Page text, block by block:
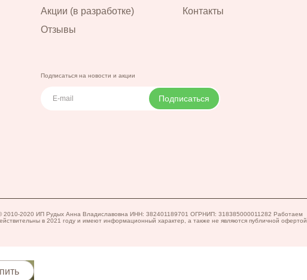
Акции (в разработке)
Контакты
Отзывы
Подписаться на новости и акции
Подписаться
© 2010-2020 ИП Рудых Анна Владиславовна ИНН: 382401189701 ОГРНИП: 318385000011282 Работаем
в 2021 году и имеют информационный характер, а также не являются публичной офертой.